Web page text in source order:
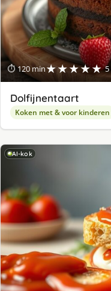
⏱ 120 min★★★★★
Dolfijnentaart
Koken met & voor kinderen
AI-kok